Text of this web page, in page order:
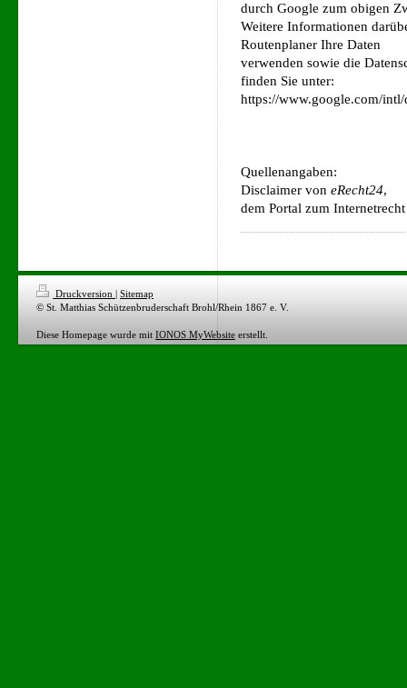
durch Google zum obigen
Weitere Informationen
Routenplaner Ihre Daten
verwenden sowie die
finden Sie unter:
https://www.google.com/
Quellenangaben:
Disclaimer von eRecht24,
dem Portal zum
Druckversion | Sitemap
© St. Matthias Schützenbruderschaft Brohl/Rhein 1867 e. V.
Diese Homepage wurde mit IONOS MyWebsite erstellt.